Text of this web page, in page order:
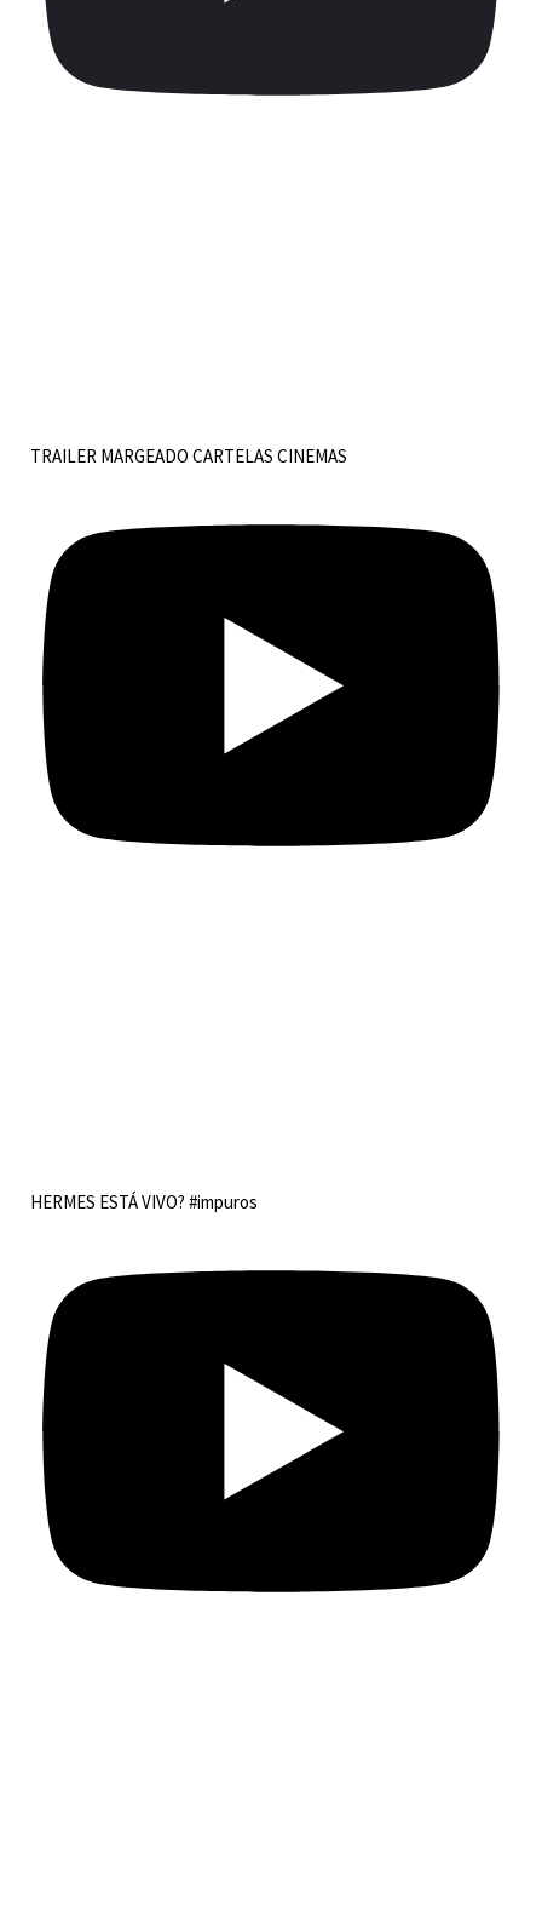
TRAILER MARGEADO CARTELAS CINEMAS
HERMES ESTÁ VIVO? #impuros